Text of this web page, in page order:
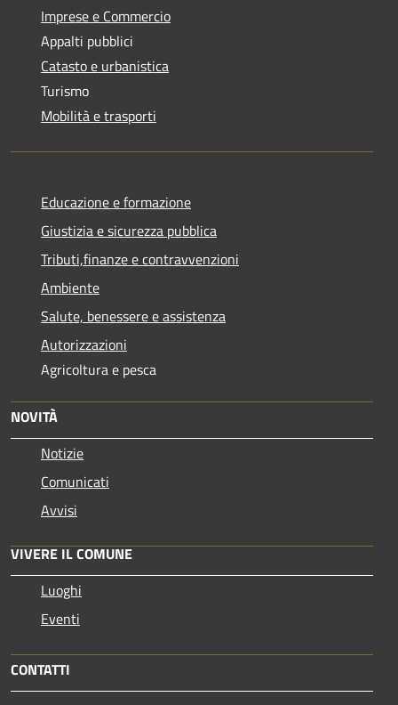
Imprese e Commercio
Appalti pubblici
Catasto e urbanistica
Turismo
Mobilità e trasporti
Educazione e formazione
Giustizia e sicurezza pubblica
Tributi,finanze e contravvenzioni
Ambiente
Salute, benessere e assistenza
Autorizzazioni
Agricoltura e pesca
NOVITÀ
Notizie
Comunicati
Avvisi
VIVERE IL COMUNE
Luoghi
Eventi
CONTATTI